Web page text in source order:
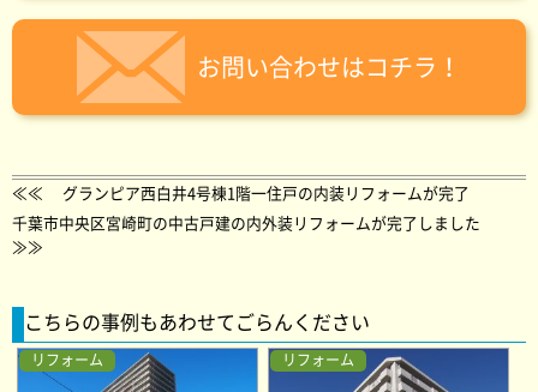
お問い合わせはコチラ！
≪≪ グランピア西白井4号棟1階一住戸の内装リフォームが完了
千葉市中央区宮崎町の中古戸建の内外装リフォームが完了しました
≫≫
こちらの事例もあわせてごらんください
リフォーム リフォーム